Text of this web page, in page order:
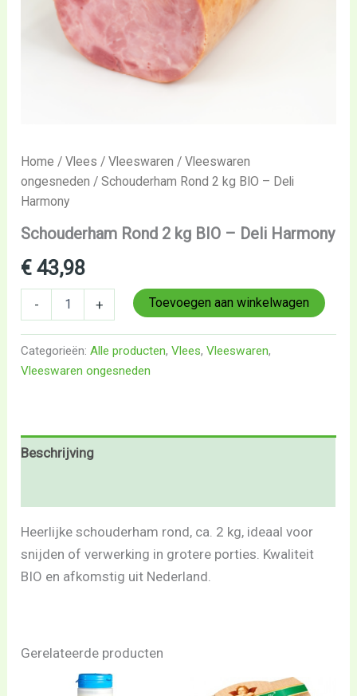
Home /Vlees /Vleeswaren /Vleeswaren
ongesneden / Schouderham Rond 2 kg BIO – Deli
Harmony
Schouderham Rond 2 kg BIO – Deli Harmony
€ 43,98
- + Toevoegen aan winkelwagen
Categorieën:Alle producten,Vlees,Vleeswaren,
Vleeswaren ongesneden
Beschrijving
Heerlijke schouderham rond, ca. 2 kg, ideaal voor
snijden of verwerking in grotere porties. Kwaliteit
BIO en afkomstig uit Nederland.
Gerelateerde producten